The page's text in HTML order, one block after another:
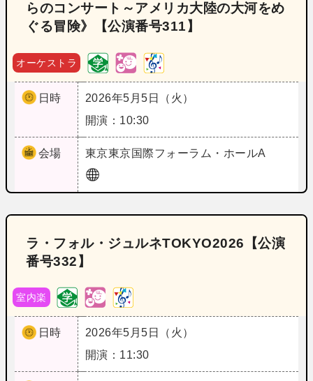
らのコンサート～アメリカ大陸の大河をめ
ぐる冒険》【公演番号311】
オーケストラ
日時
2026年5月5日（火）
開演：10:30
会場 東京東京国際フォーラム・ホールA
ラ・フォル・ジュルネTOKYO2026【公演
番号332】
室内楽
日時
2026年5月5日（火）
開演：11:30